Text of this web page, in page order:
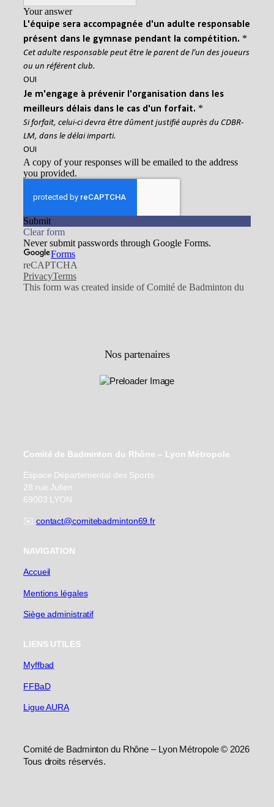
Nos partenaires
Comité de Badminton du Rhône – Lyon Métropole
Espace Départemental des Sports
28 rue Julien
69003 LYON
✉️ contact@comitebadminton69.fr
NAVIGATION
Accueil
Mentions légales
Siège administratif
LIENS UTILES
Myffbad
FFBaD
Ligue AURA
Comité de Badminton du Rhône – Lyon Métropole © 2026
Tous droits réservés.